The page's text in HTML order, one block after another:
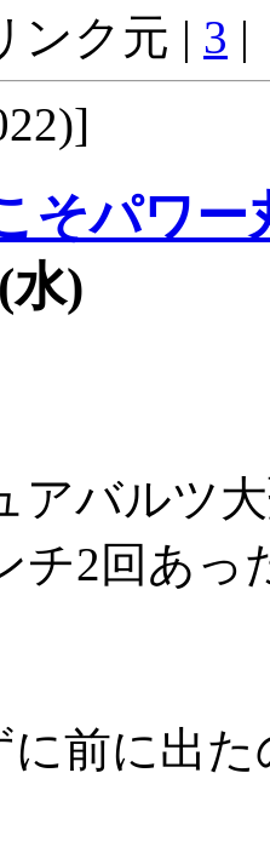
ンク元 | 3 |
そパワ
水)
アバルツ
チ2回あっ
に前に出